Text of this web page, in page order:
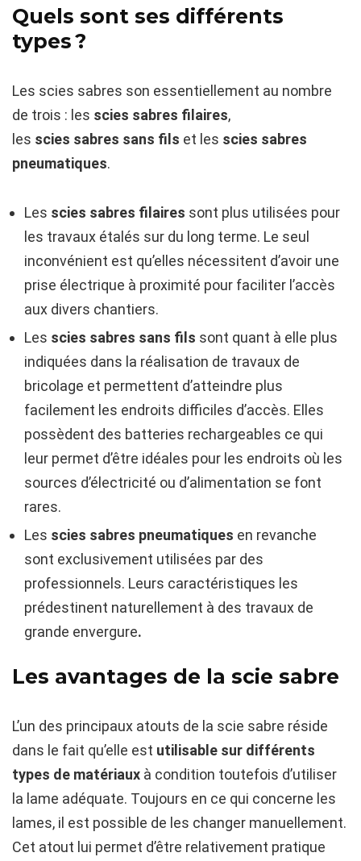
Quels sont ses différents
types ?
Les scies sabres son essentiellement au nombre
de trois : les scies sabres filaires,
les scies sabres sans fils et les scies sabres
pneumatiques.
Les scies sabres filaires sont plus utilisées pour
les travaux étalés sur du long terme. Le seul
inconvénient est qu’elles nécessitent d’avoir une
prise électrique à proximité pour faciliter l’accès
aux divers chantiers.
Les scies sabres sans fils sont quant à elle plus
indiquées dans la réalisation de travaux de
bricolage et permettent d’atteindre plus
facilement les endroits difficiles d’accès. Elles
possèdent des batteries rechargeables ce qui
leur permet d’être idéales pour les endroits où les
sources d’électricité ou d’alimentation se font
rares.
Les scies sabres pneumatiques en revanche
sont exclusivement utilisées par des
professionnels. Leurs caractéristiques les
prédestinent naturellement à des travaux de
grande envergure.
Les avantages de la scie sabre
L’un des principaux atouts de la scie sabre réside
dans le fait qu’elle est utilisable sur différents
types de matériaux à condition toutefois d’utiliser
la lame adéquate. Toujours en ce qui concerne les
lames, il est possible de les changer manuellement.
Cet atout lui permet d’être relativement pratique